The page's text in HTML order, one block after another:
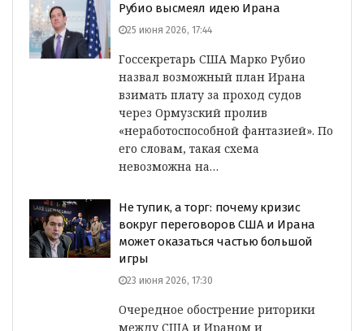
Рубио высмеял идею Ирана
25 июня 2026, 17:44
Госсекретарь США Марко Рубио
назвал возможный план Ирана
взимать плату за проход судов
через Ормузский пролив
«неработоспособной фантазией». По
его словам, такая схема
невозможна на…
Не тупик, а торг: почему кризис
вокруг переговоров США и Ирана
может оказаться частью большой
игры
23 июня 2026, 17:30
Очередное обострение риторики
между США и Ираном и